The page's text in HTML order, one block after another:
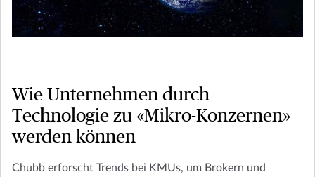
Wie Unternehmen durch
Technologie zu «Mikro-Konzernen»
werden können
Chubb erforscht Trends bei KMUs, um Brokern und